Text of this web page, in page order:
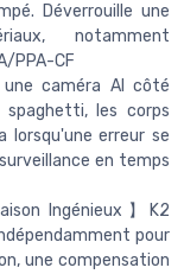
Déverrouille une
notamment
PPA-CF
une caméra Al côté
spaghetti, les corps
lorsqu'une erreur se
en temps
Ingénieux】K2
pour
une compensation